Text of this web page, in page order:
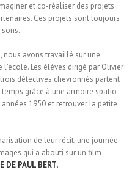
et co-réaliser des projets
Ces projets sont toujours
, nous avons travaillé sur une
Les élèves dirigé par Olivier
détectives chevronnés partent
grâce à une armoire spatio-
1950 et retrouver la petite
de leur récit, une journée
qui a abouti sur un film
DE PAUL BERT.